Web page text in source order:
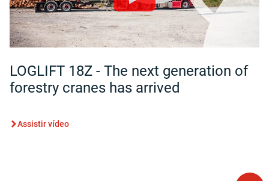
LOGLIFT 18Z - The next generation of
forestry cranes has arrived
Assistir vídeo